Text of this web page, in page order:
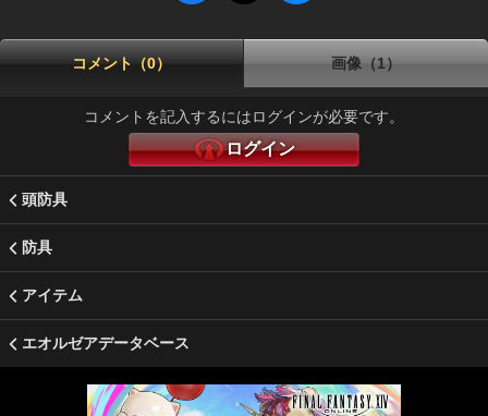
コメント（0） 画像（1）
コメントを記入するにはログインが必要です。
ログイン
頭防具
防具
アイテム
エオルゼアデータベース